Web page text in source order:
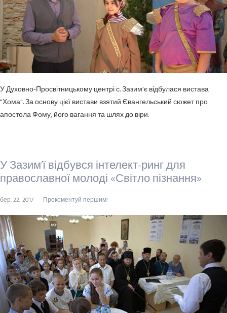
У Духовно-Просвітницькому центрі с. Зазим'є відбулася вистава
"Хома". За основу цієї вистави взятий Євангельський сюжет про
апостола Фому, його вагання та шлях до віри.
У Зазим’ї відбувся інтелект-ринг для
православної молоді «Світло пізнання»
бер. 22, 2017 Прокоментуй першим!